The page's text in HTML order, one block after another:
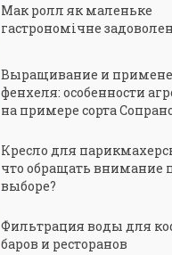
Мак ролл як маленьке
гастрономічне
Выращивание и
фенхеля: особенности
на примере сорта
Кресло для
что обращать внимание
выборе?
Фильтрация воды для
баров и ресторанов